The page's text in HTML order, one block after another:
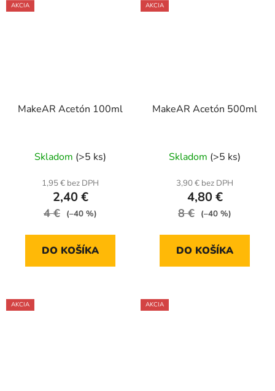
AKCIA
MakeAR Acetón 100ml
Skladom (>5 ks)
1,95 € bez DPH
2,40 €
4 € (–40 %)
DO KOŠÍKA
AKCIA
MakeAR Acetón 500ml
Skladom (>5 ks)
3,90 € bez DPH
4,80 €
8 € (–40 %)
DO KOŠÍKA
AKCIA AKCIA